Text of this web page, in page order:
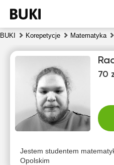
BUKI Korepetycje Matematyka
70
Jestem studentem
Opolskim
8
9
10